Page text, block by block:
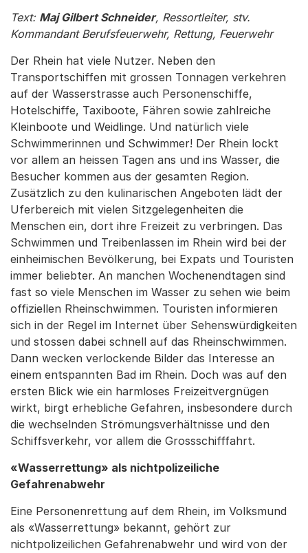
Text: Maj Gilbert Schneider, Ressortleiter, stv.
Kommandant Berufsfeuerwehr, Rettung, Feuerwehr
Der Rhein hat viele Nutzer. Neben den
Transportschiffen mit grossen Tonnagen verkehren
auf der Wasserstrasse auch Personenschiffe,
Hotelschiffe, Taxiboote, Fähren sowie zahlreiche
Kleinboote und Weidlinge. Und natürlich viele
Schwimmerinnen und Schwimmer! Der Rhein lockt
vor allem an heissen Tagen ans und ins Wasser, die
Besucher kommen aus der gesamten Region.
Zusätzlich zu den kulinarischen Angeboten lädt der
Uferbereich mit vielen Sitzgelegenheiten die
Menschen ein, dort ihre Freizeit zu verbringen. Das
Schwimmen und Treibenlassen im Rhein wird bei der
einheimischen Bevölkerung, bei Expats und Touristen
immer beliebter. An manchen Wochenendtagen sind
fast so viele Menschen im Wasser zu sehen wie beim
offiziellen Rheinschwimmen. Touristen informieren
sich in der Regel im Internet über Sehenswürdigkeiten
und stossen dabei schnell auf das Rheinschwimmen.
Dann wecken verlockende Bilder das Interesse an
einem entspannten Bad im Rhein. Doch was auf den
ersten Blick wie ein harmloses Freizeitvergnügen
wirkt, birgt erhebliche Gefahren, insbesondere durch
die wechselnden Strömungsverhältnisse und den
Schiffsverkehr, vor allem die Grossschifffahrt.
«Wasserrettung» als nichtpolizeiliche
Gefahrenabwehr
Eine Personenrettung auf dem Rhein, im Volksmund
als «Wasserrettung» bekannt, gehört zur
nichtpolizeilichen Gefahrenabwehr und wird von der